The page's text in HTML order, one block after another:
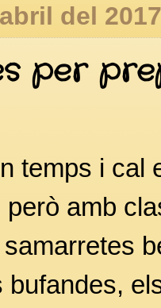
del 2017
per
temps i cal
amb
bufandes,